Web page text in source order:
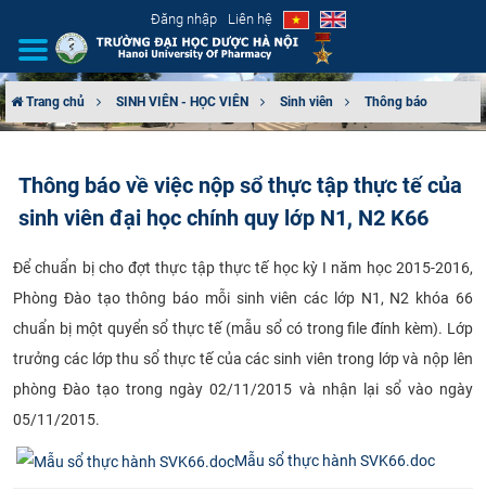
Đăng nhập Liên hệ
CƠ CẤU TỔ CHỨC
ĐÀO TẠO
ĐẢM BẢO CHẤT LƯỢNG
KHOA HỌC CÔNG NGHỆ
HTQT
Trang chủ SINH VIÊN - HỌC VIÊN Sinh viên Thông báo
Thông báo về việc nộp sổ thực tập thực tế của
sinh viên đại học chính quy lớp N1, N2 K66
Để chuẩn bị cho đợt thực tập thực tế học kỳ I năm học 2015-2016,
Phòng Đào tạo thông báo mỗi sinh viên các lớp N1, N2 khóa 66
chuẩn bị một quyển sổ thực tế (mẫu sổ có trong file đính kèm). Lớp
trưởng các lớp thu sổ thực tế của các sinh viên trong lớp và nộp lên
phòng Đào tạo trong ngày 02/11/2015 và nhận lại sổ vào ngày
05/11/2015.
Mẫu sổ thực hành SVK66.doc